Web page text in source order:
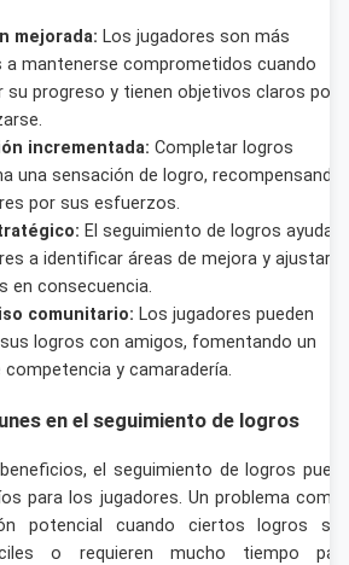
mejorada: Los jugadores son más
a mantenerse comprometidos cuando
su progreso y tienen objetivos claros por
incrementada: Completar logros
una sensación de logro, recompensando
por sus esfuerzos.
El seguimiento de logros ayuda a
a identificar áreas de mejora y ajustar
en consecuencia.
comunitario: Los jugadores pueden
logros con amigos, fomentando un
y camaradería.
en el seguimiento de logros
el seguimiento de logros
para los jugadores. Un problema
potencial cuando ciertos logros
o requieren mucho tiempo